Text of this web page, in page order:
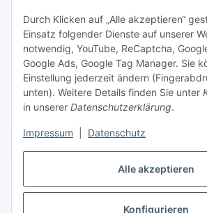
Alle akzeptieren
Konfigurieren
Durch Klicken auf „Alle akzeptieren“
Einsatz folgender Dienste auf unserer
notwendig, YouTube, ReCaptcha,
Google Ads, Google Tag Manager. Sie
Einstellung jederzeit ändern
unten). Weitere Details finden Sie unter
in unserer Datenschutzerklärung.
Impressum Datenschutz
Informationen
Gesetzliche Informationen
Spieletreffs in Jülich & Umgebung